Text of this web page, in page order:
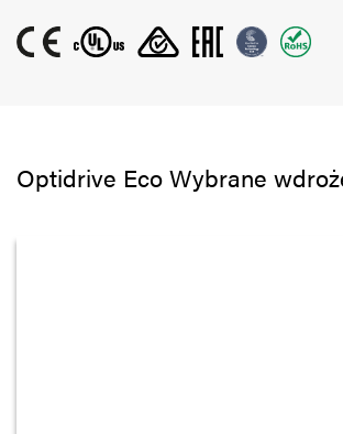
Optidrive Eco Wybrane